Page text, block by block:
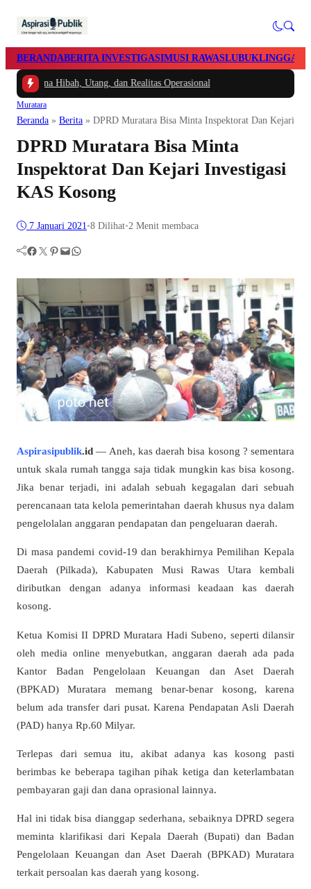
BERANDABERITA INVESTIGASIMUSI RAWASLUBUKLINGGAU
Hibah, Utang, dan Realitas Operasional
Muratara
Beranda » Berita » DPRD Muratara Bisa Minta Inspektorat Dan Kejari
DPRD Muratara Bisa Minta
Inspektorat Dan Kejari Investigasi
KAS Kosong
7 Januari 2021•8 Dilihat•2 Menit membaca
Facebook Twitter Pinterest Mail WhatsApp
Aspirasipublik.id — Aneh, kas daerah bisa kosong ? sementara
untuk skala rumah tangga saja tidak mungkin kas bisa kosong.
Jika benar terjadi, ini adalah sebuah kegagalan dari sebuah
perencanaan tata kelola pemerintahan daerah khusus nya dalam
pengelolalan anggaran pendapatan dan pengeluaran daerah.
Di masa pandemi covid-19 dan berakhirnya Pemilihan Kepala
Daerah (Pilkada), Kabupaten Musi Rawas Utara kembali
diributkan dengan adanya informasi keadaan kas daerah
kosong.
Ketua Komisi II DPRD Muratara Hadi Subeno, seperti dilansir
oleh media online menyebutkan, anggaran daerah ada pada
Kantor Badan Pengelolaan Keuangan dan Aset Daerah
(BPKAD) Muratara memang benar-benar kosong, karena
belum ada transfer dari pusat. Karena Pendapatan Asli Daerah
(PAD) hanya Rp.60 Milyar.
Terlepas dari semua itu, akibat adanya kas kosong pasti
berimbas ke beberapa tagihan pihak ketiga dan keterlambatan
pembayaran gaji dan dana oprasional lainnya.
Hal ini tidak bisa dianggap sederhana, sebaiknya DPRD segera
meminta klarifikasi dari Kepala Daerah (Bupati) dan Badan
Pengelolaan Keuangan dan Aset Daerah (BPKAD) Muratara
terkait persoalan kas daerah yang kosong.